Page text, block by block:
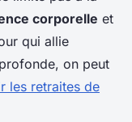
corporelle et
qui allie
on peut
les retraites de